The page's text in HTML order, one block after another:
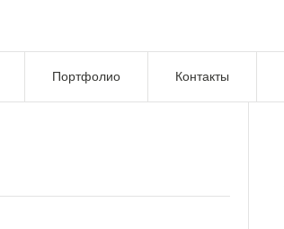
Портфолио Контакты